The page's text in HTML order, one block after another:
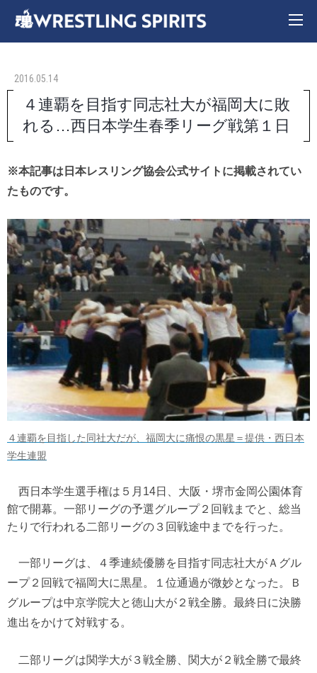
2016.05.14
４連覇を目指す同志社大が福岡大に敗
れる…西日本学生春季リーグ戦第１日
※本記事は日本レスリング協会公式サイトに掲載されてい
たものです。
４連覇を目指した同社大だが、福岡大に痛恨の黒星＝提供・西日本
学生連盟
西日本学生選手権は５月14日、大阪・堺市金岡公園体育
館で開幕。一部リーグの予選グループ２回戦までと、総当
たりで行われる二部リーグの３回戦途中までを行った。
一部リーグは、４季連続優勝を目指す同志社大がＡグル
ープ２回戦で福岡大に黒星。１位通過が微妙となった。Ｂ
グループは中京学院大と徳山大が２戦全勝。最終日に決勝
進出をかけて対戦する。
二部リーグは関学大が３戦全勝、関大が２戦全勝で最終